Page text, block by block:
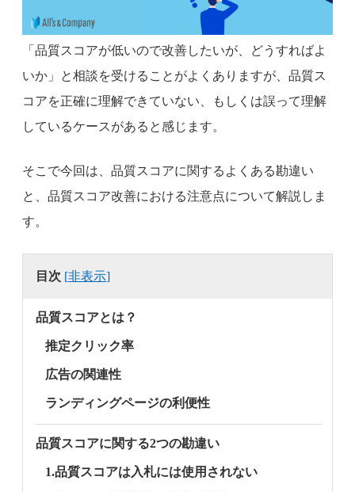
「品質スコアが低いので改善したいが、どうすればよ
いか」と相談を受けることがよくありますが、品質ス
コアを正確に理解できていない、もしくは誤って理解
しているケースがあると感じます。
そこで今回は、品質スコアに関するよくある勘違い
と、品質スコア改善における注意点について解説しま
す。
目次 [非表示]
品質スコアとは？
推定クリック率
広告の関連性
ランディングページの利便性
品質スコアに関する2つの勘違い
1.品質スコアは入札には使用されない